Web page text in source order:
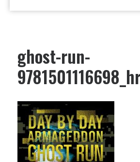
CHI SIAMO
ghost-run-